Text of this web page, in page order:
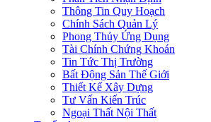
Thông Tin Quy Hoạch
Chính Sách Quản Lý
Phong Thủy Ứng Dụng
Tài Chính Chứng Khoán
Tin Tức Thị Trường
Bất Động Sản Thế Giới
Thiết Kế Xây Dựng
Tư Vấn Kiến Trúc
Ngoại Thất Nội Thất